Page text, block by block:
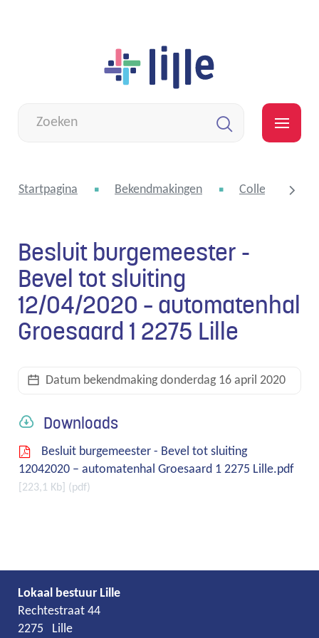
inhoud
zoek
naar
Startpagina Bekendmakingen College van
Besluit burgemeester -
Bevel tot sluiting
12/04/2020 – automatenhal
Groesaard 1 2275 Lille
Datum bekendmakingdonderdag 16 april 2020
Downloads
Besluit burgemeester - Bevel tot sluiting
12042020 – automatenhal Groesaard 1 2275 Lille.pdf
223,1 Kb pdf
Lokaal bestuur Lille
Adres
Rechtestraat 44
2275
Lille
Tel.
E-
mail